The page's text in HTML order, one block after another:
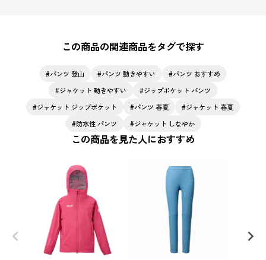
この商品の関連商品をタグで探す
パンツ 登山 パンツ 動きやすい
パンツ おすすめ
ジャケット 動きやすい
ジップポケット パンツ
ジャケット ジップポケット
パンツ 春夏
ジャケット 春夏
防水性 パンツ
ジャケット しなやか
この商品を見た人におすすめ